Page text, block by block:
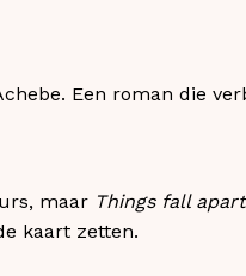
Een roman die
maar Things fall apart
kaart zetten.